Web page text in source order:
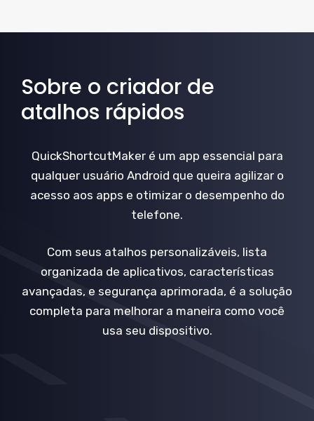
Sobre o criador de
atalhos rápidos
QuickShortcutMaker é um app essencial para
qualquer usuário Android que queira agilizar o
acesso aos apps e otimizar o desempenho do
telefone.
Com seus atalhos personalizáveis, lista
organizada de aplicativos, características
avançadas, e segurança aprimorada, é a solução
completa para melhorar a maneira como você
usa seu dispositivo.